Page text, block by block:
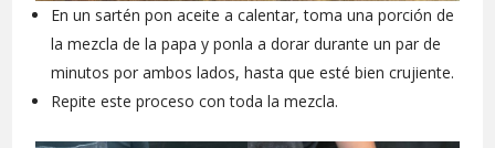
En un sartén pon aceite a calentar, toma una porción de
la mezcla de la papa y ponla a dorar durante un par de
minutos por ambos lados, hasta que esté bien crujiente.
Repite este proceso con toda la mezcla.